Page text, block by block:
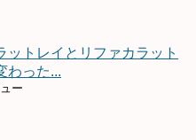
ットレイとリファカラット
わった...
ー